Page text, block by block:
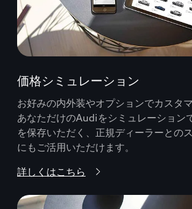
価格シミュレーション
お好みの内外装やオプションでカスタ
あなただけのAudiをシミュレーション
を保存いただく、正規ディーラーとの
にもご活用いただけます。
詳しくはこちら